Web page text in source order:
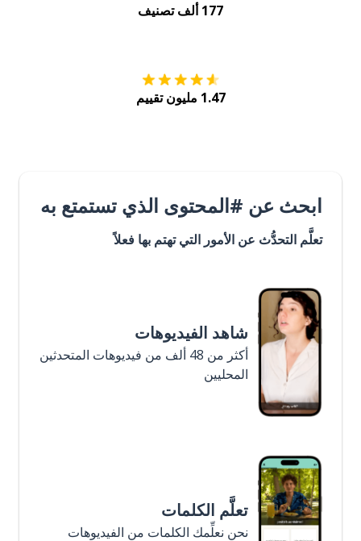
177 ألف تصنيف
1.47 مليون تقييم
ابحث عن #المحتوى الذي تستمتع به
تعلَّم التحدُّث عن الأمور التي تهتم بها فعلاً
شاهد الفيديوهات
أكثر من 48 ألف من فيديوهات المتحدثين
المحليين
تعلَّم الكلمات
نحن نعلِّمك الكلمات من الفيديوهات